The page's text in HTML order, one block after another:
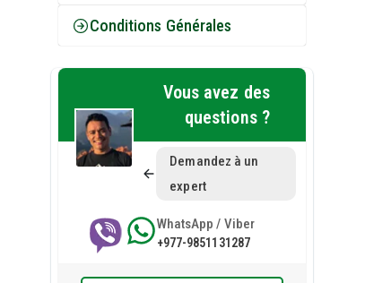
Conditions Générales
Vous avez des
questions ?
Demandez à un
expert
WhatsApp / Viber
+977-9851131287